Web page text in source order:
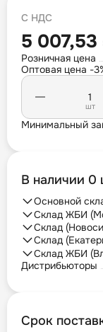
С НДС
5
Розничная цена
Оптовая цена -
шт
Минимальный
В наличии 0
Основной
Склад ЖБИ
Склад
Склад
Склад ЖБИ
Дистрибьюторы
Срок